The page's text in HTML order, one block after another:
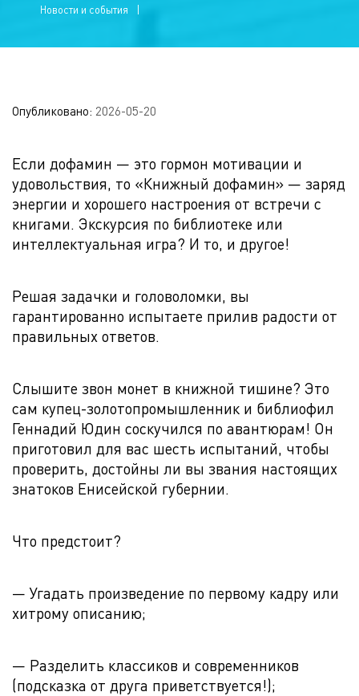
Новости и события
Опубликовано: 2026-05-20
Если дофамин — это гормон мотивации и
удовольствия, то «Книжный дофамин» — заряд
энергии и хорошего настроения от встречи с
книгами. Экскурсия по библиотеке или
интеллектуальная игра? И то, и другое!
Решая задачки и головоломки, вы
гарантированно испытаете прилив радости от
правильных ответов.
Слышите звон монет в книжной тишине? Это
сам купец-золотопромышленник и библиофил
Геннадий Юдин соскучился по авантюрам! Он
приготовил для вас шесть испытаний, чтобы
проверить, достойны ли вы звания настоящих
знатоков Енисейской губернии.
Что предстоит?
— Угадать произведение по первому кадру или
хитрому описанию;
— Разделить классиков и современников
(подсказка от друга приветствуется!);